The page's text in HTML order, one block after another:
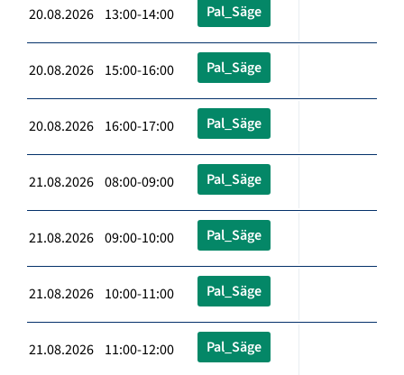
20.08.2026 13:00-14:00 Pal_Säge
20.08.2026 15:00-16:00 Pal_Säge
20.08.2026 16:00-17:00 Pal_Säge
21.08.2026 08:00-09:00 Pal_Säge
21.08.2026 09:00-10:00 Pal_Säge
21.08.2026 10:00-11:00 Pal_Säge
21.08.2026 11:00-12:00 Pal_Säge